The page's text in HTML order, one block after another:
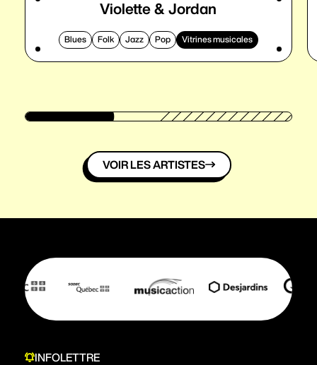
Violette & Jordan
Blues Folk Jazz Pop Vitrines musicales
VOIR LES ARTISTES
INFOLETTRE